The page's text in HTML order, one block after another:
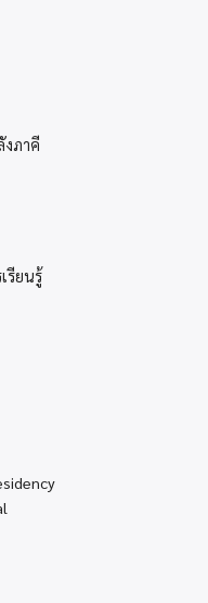
งภาคี
รียนรู้